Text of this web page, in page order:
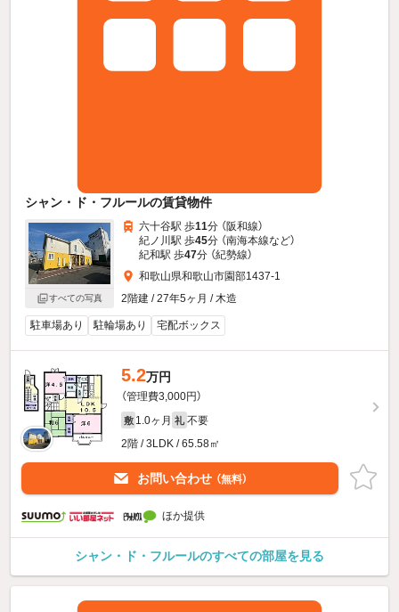
シャン・ド・フルールの賃貸物件
すべての写真
六十谷駅 歩11分 （阪和線）
紀ノ川駅 歩45分 （南海本線など）
紀和駅 歩47分 （紀勢線）
和歌山県和歌山市園部1437-1
2階建 / 27年5ヶ月 / 木造
駐車場あり 駐輪場あり 宅配ボックス
5.2万円
（管理費3,000円）
敷 1.0ヶ月 礼 不要
2階 / 3LDK / 65.58㎡
お問い合わせ （無料）
ほか提供
シャン・ド・フルールのすべての部屋を見る